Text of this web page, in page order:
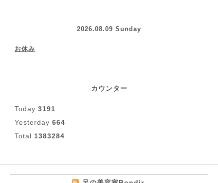
2026.08.09 Sunday
お休み
カウンター
Today 3191
Yesterday 664
Total 1383284